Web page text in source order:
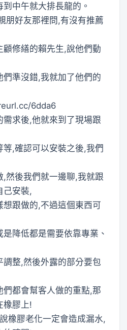
中午就大排長龍的。
朋好友那裡問,有沒有推薦
修繕的賴先生,說他們動
準沒錯,我就加了他們的
6dda6
求後,他就來到了現場跟
,確認可以安裝之後,我們
然後我們就一邊聊,我就跟
己安裝,
跟做的,不過這個東西可
降低都是需要依靠專業、
整,然後外露的部分要包
都會幫客人做的重點,那
橡膠上!
橡膠老化一定會造成漏水,